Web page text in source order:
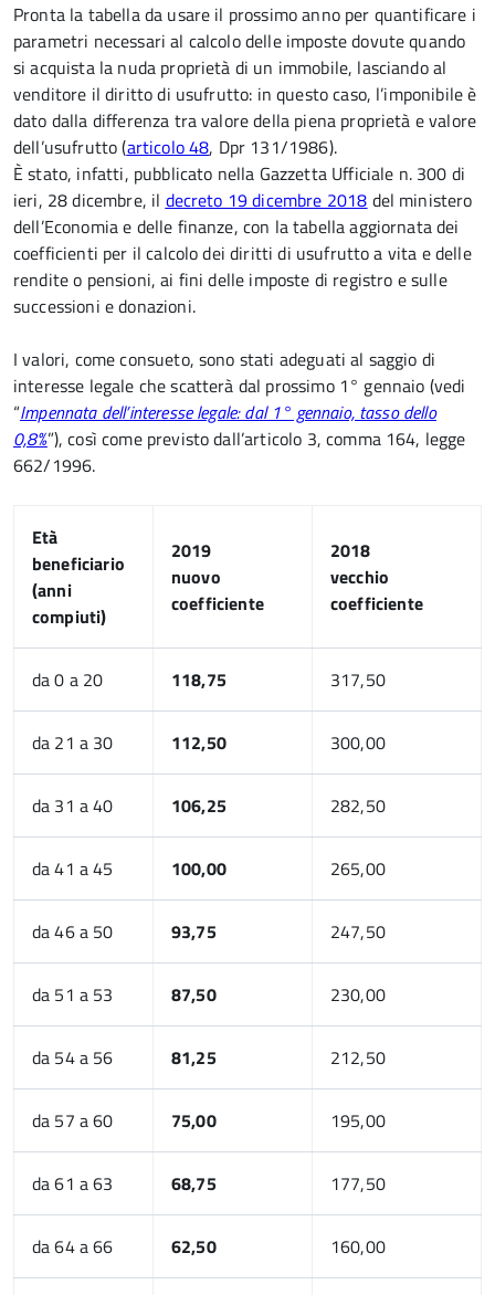
Pronta la tabella da usare il prossimo anno per quantificare i
parametri necessari al calcolo delle imposte dovute quando
si acquista la nuda proprietà di un immobile, lasciando al
venditore il diritto di usufrutto: in questo caso, l’imponibile è
dato dalla differenza tra valore della piena proprietà e valore
dell’usufrutto (articolo 48, Dpr 131/1986).
È stato, infatti, pubblicato nella Gazzetta Ufficiale n. 300 di
ieri, 28 dicembre, il decreto 19 dicembre 2018 del ministero
dell’Economia e delle finanze, con la tabella aggiornata dei
coefficienti per il calcolo dei diritti di usufrutto a vita e delle
rendite o pensioni, ai fini delle imposte di registro e sulle
successioni e donazioni.
I valori, come consueto, sono stati adeguati al saggio di
interesse legale che scatterà dal prossimo 1° gennaio (vedi
“Impennata dell’interesse legale: dal 1° gennaio, tasso dello
0,8%”), così come previsto dall’articolo 3, comma 164, legge
662/1996.
Età
beneficiario
(anni
compiuti)
2019
nuovo
coefficiente
2018
vecchio
coefficiente
da 0 a 20 118,75 317,50
da 21 a 30 112,50 300,00
da 31 a 40 106,25 282,50
da 41 a 45 100,00 265,00
da 46 a 50 93,75 247,50
da 51 a 53 87,50 230,00
da 54 a 56 81,25 212,50
da 57 a 60 75,00 195,00
da 61 a 63 68,75 177,50
da 64 a 66 62,50 160,00